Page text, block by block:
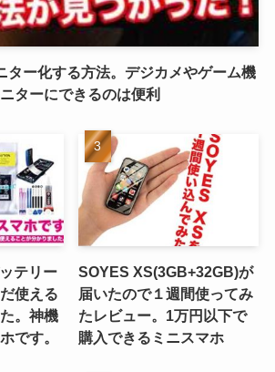
ター化する方法。デジカメやゲーム機
ターにできるのは便利
テリー
使える
。神機
です。
SOYES XS(3GB+32GB)が
届いたので１週間使ってみ
たレビュー。1万円以下で
購入できるミニスマホ